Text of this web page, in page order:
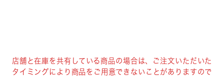
店舗と在庫を共有している商品の場合は、ご注文いただいた
タイミングにより商品をご用意できないことがありますので